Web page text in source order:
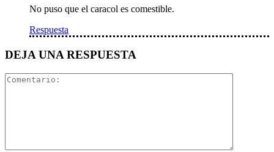
No puso que el caracol es comestible.
Respuesta
DEJA UNA RESPUESTA